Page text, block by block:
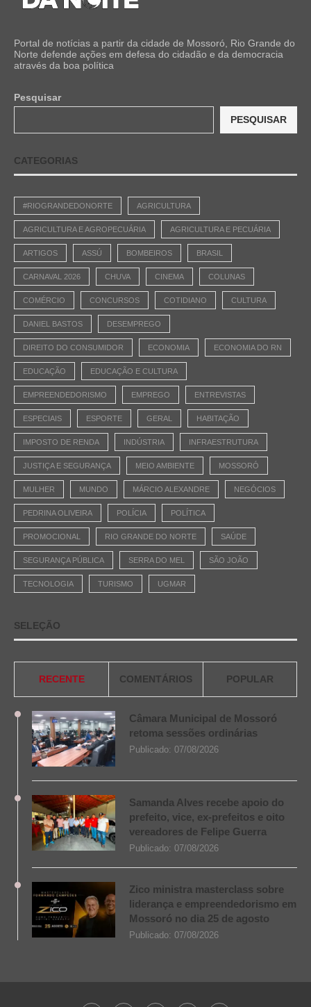
Portal de notícias a partir da cidade de Mossoró, Rio Grande do
Norte defende ações em defesa do cidadão e da democracia
através da boa política
Pesquisar
PESQUISAR
CATEGORIAS
#RIOGRANDEDONORTE AGRICULTURA
AGRICULTURA E AGROPECUÁRIA AGRICULTURA E PECUÁRIA
ARTIGOS ASSÚ BOMBEIROS BRASIL
CARNAVAL 2026 CHUVA CINEMA COLUNAS
COMÉRCIO CONCURSOS COTIDIANO CULTURA
DANIEL BASTOS DESEMPREGO
DIREITO DO CONSUMIDOR ECONOMIA ECONOMIA DO RN
EDUCAÇÃO EDUCAÇÃO E CULTURA
EMPREENDEDORISMO EMPREGO ENTREVISTAS
ESPECIAIS ESPORTE GERAL HABITAÇÃO
IMPOSTO DE RENDA INDÚSTRIA INFRAESTRUTURA
JUSTIÇA E SEGURANÇA MEIO AMBIENTE MOSSORÓ
MULHER MUNDO MÁRCIO ALEXANDRE NEGÓCIOS
PEDRINA OLIVEIRA POLÍCIA POLÍTICA
PROMOCIONAL RIO GRANDE DO NORTE SAÚDE
SEGURANÇA PÚBLICA SERRA DO MEL SÃO JOÃO
TECNOLOGIA TURISMO UGMAR
SELEÇÃO
RECENTE COMENTÁRIOS POPULAR
Câmara Municipal de Mossoró
retoma sessões ordinárias
Publicado: 07/08/2026
Samanda Alves recebe apoio do
prefeito, vice, ex-prefeitos e oito
vereadores de Felipe Guerra
Publicado: 07/08/2026
Zico ministra masterclass sobre
liderança e empreendedorismo em
Mossoró no dia 25 de agosto
Publicado: 07/08/2026